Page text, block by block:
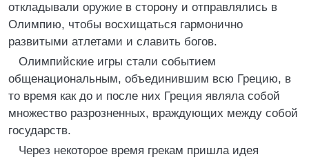
откладывали оружие в сторону и отправлялись в
Олимпию, чтобы восхищаться гармонично
развитыми атлетами и славить богов.
Олимпийские игры стали событием
общенациональным, объединившим всю Грецию, в
то время как до и после них Греция являла собой
множество разрозненных, враждующих между собой
государств.
Через некоторое время грекам пришла идея